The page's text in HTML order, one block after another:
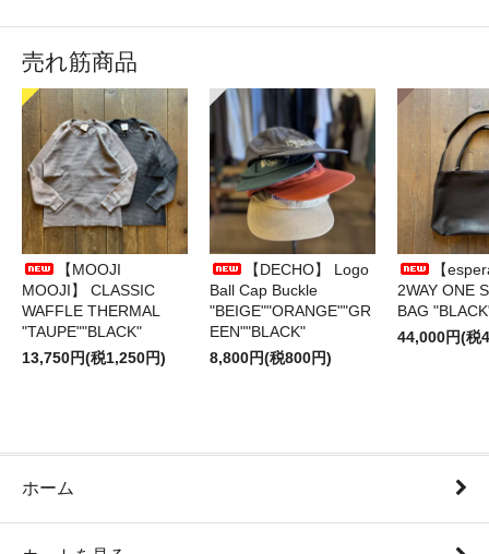
売れ筋商品
【MOOJI
MOOJI】 CLASSIC
WAFFLE THERMAL
"TAUPE""BLACK"
13,750円(税1,250円)
【DECHO】 Logo
Ball Cap Buckle
"BEIGE""ORANGE""GR
EEN""BLACK"
8,800円(税800円)
【
2WAY ONE
BAG
44,000円(税
ホーム